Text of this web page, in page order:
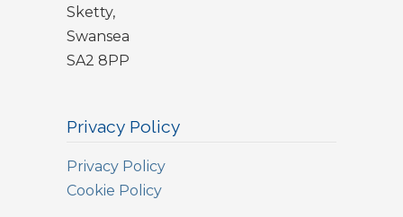
Sketty,
Swansea
SA2 8PP
Privacy Policy
Privacy Policy
Cookie Policy